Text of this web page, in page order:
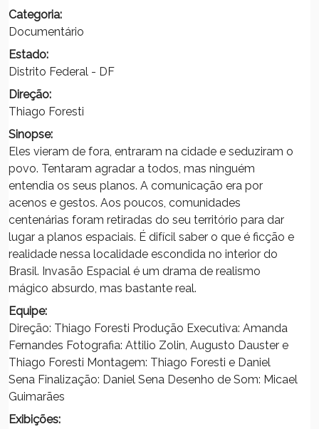
Categoria:
Documentário
Estado:
Distrito Federal - DF
Direção:
Thiago Foresti
Sinopse:
Eles vieram de fora, entraram na cidade e seduziram o
povo. Tentaram agradar a todos, mas ninguém
entendia os seus planos. A comunicação era por
acenos e gestos. Aos poucos, comunidades
centenárias foram retiradas do seu território para dar
lugar a planos espaciais. É difícil saber o que é ficção e
realidade nessa localidade escondida no interior do
Brasil. Invasão Espacial é um drama de realismo
mágico absurdo, mas bastante real.
Equipe:
Direção: Thiago Foresti Produção Executiva: Amanda
Fernandes Fotografia: Attilio Zolin, Augusto Dauster e
Thiago Foresti Montagem: Thiago Foresti e Daniel
Sena Finalização: Daniel Sena Desenho de Som: Micael
Guimarães
Exibições: